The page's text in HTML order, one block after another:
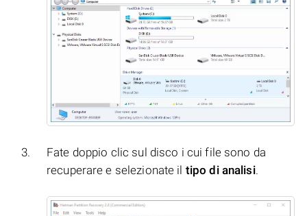
Fate doppio clic sul disco i cui file sono da
recuperare e selezionate il tipo di analisi.